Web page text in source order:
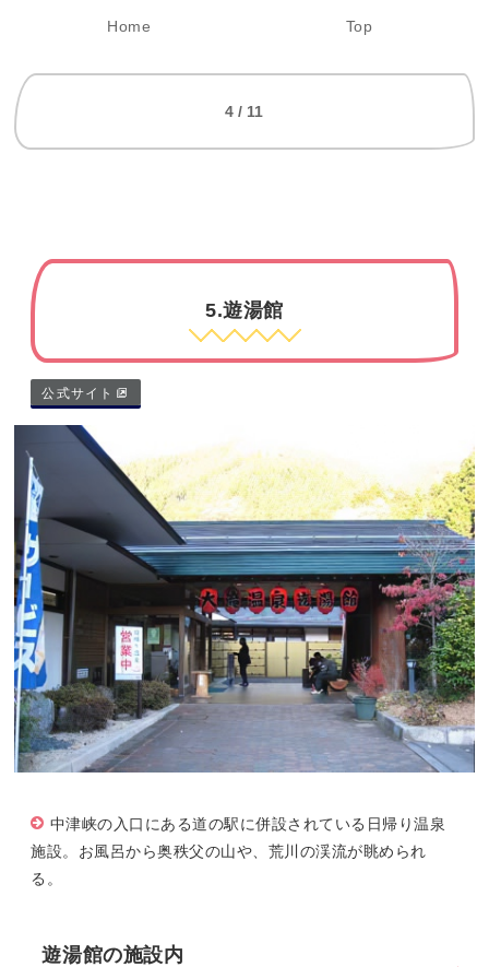
Home Top
4 / 11
5.遊湯館
公式サイト
中津峡の入口にある道の駅に併設されている日帰り温泉
施設。お風呂から奥秩父の山や、荒川の渓流が眺められ
る。
遊湯館の施設内